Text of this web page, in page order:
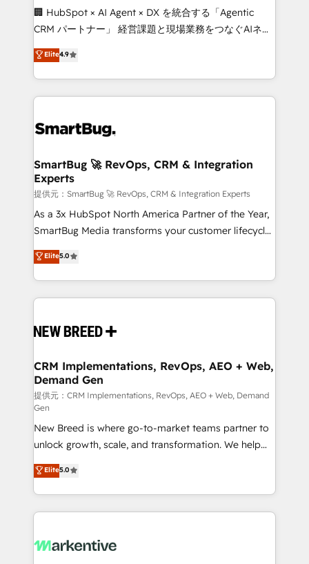
around your business, not a template. ➤ Migration:
Move from any legacy CRM. Zero downtime, full data
run your revenue process. Sales, marketing, and
service wired together. ➤ AI and Integrations: Layer
tune-ups, feature rollouts, adoption coaching. Buying
HubSpot, switching to it, or reviving a stale portal?
We are built for the work.
🏢 HubSpot × AI Agent × DX を統合する「Agentic
CRM パートナー」 経営課題と現場業務をつなぐAIネイ
ティブ・エージェンシーとして、HubSpot Eliteの実装
力で顧客フロント業務を再設計します。 💡 100inc は何
をする会社か？ HubSpotを共通基盤に、AIエージェン
トを組み込んだ顧客フロント業務（マーケティング・営
ィブ・エージェンシーです。事業部・グループ会社・部
を、CRMを軸とした全社共通基盤に再構築します。意
思決定者・PMO・現場担当者に並走します。 1️⃣
HubSpot導入・活用支援 顧客データの一元化から、
GTMの見える化・自動化まで。全Hub統合運用、デー
タ品質設計、グループ横断のCRM統合に対応します。
の一部をAIが自律実行する組織への移行を設計・実装。
Breeze・Claude等をHubSpotと連携させ、役割定義・
革を、構想から実装・定着までPMOとして主導。「設
の統合・浸透・変革管理を実行します。 ▸ CMS戦略設
計・構築：リード獲得・CVR・SEOを前提にした情報設
計・導線設計・テンプレート設計をContent Hubで一体
提供。 ▸ 既存CRM・MAからの移行支援：Salesforce・
Marketo・Pardot等からの移行、カスタム設計、履歴
データ移行と活用設計まで。 ▸ AEO対応：ChatGPT・
ンツとサイト構造を最適化。 🏆 なぜ100incを選ぶの
か？ ✓ HubSpot Eliteパートナー認定 ✓ HubSpotアワ
ード受賞・HUGリーダー ✓ ISO27001:2022 /
HubSpot大百科 出版 CRM・AI活用に関するご相談、現
Elite4.9
SmartBug 🚀 RevOps, CRM & Integration
Experts
提供元：SmartBug 🚀 RevOps, CRM & Integration Experts
As a 3x HubSpot North America Partner of the Year,
SmartBug Media transforms your customer lifecycle
into a revenue engine. Our unified ecosystem
includes specialized divisions Globalia (AI &
Software) and Point Success Media (Paid Media),
making this the official home for all three brands. 🔄
and system integrations powered by Globalia’s
trainers to drive platform adoption. 📈 Revenue
Generation - Full-funnel marketing and high-
performance advertising via Point Success Media. -
Expert deployment of Breeze AI and custom agents
to automate growth. 🏆 Elite Excellence - 8 platform
accreditations and deep HIPAA-compliance
expertise. - A team of 250+ experts dedicated to
your resilient growth.
Elite5.0
CRM Implementations, RevOps, AEO + Web,
Demand Gen
提供元：CRM Implementations, RevOps, AEO + Web, Demand
Gen
New Breed is where go-to-market teams partner to
unlock growth, scale, and transformation. We help
companies activate HubSpot’s AI-powered
customer platform and operationalize HubSpot’s
Loop Marketing framework through expert-led
services, smart agents, and purpose-built apps,
results, fast. ⚙️CRM & RevOps: Align all Hubs to your
Elite5.0